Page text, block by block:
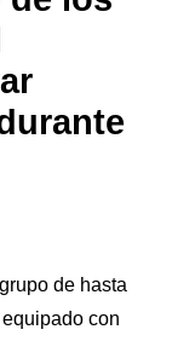
de hasta
equipado con